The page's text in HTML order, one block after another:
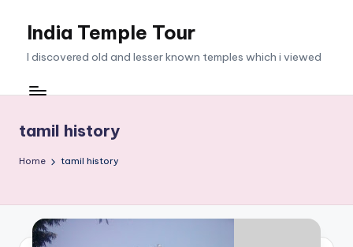
India Temple Tour
I discovered old and lesser known temples which i viewed
tamil history
Home tamil history